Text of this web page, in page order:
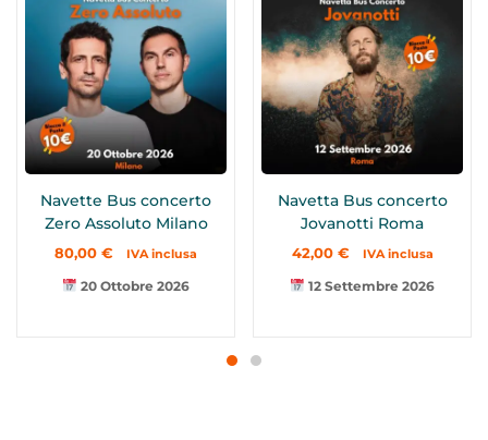
Navette Bus concerto
Zero Assoluto Milano
80,00 € IVA inclusa
20 Ottobre 2026
Navetta Bus concerto
Jovanotti Roma
42,00 € IVA inclusa
12 Settembre 2026